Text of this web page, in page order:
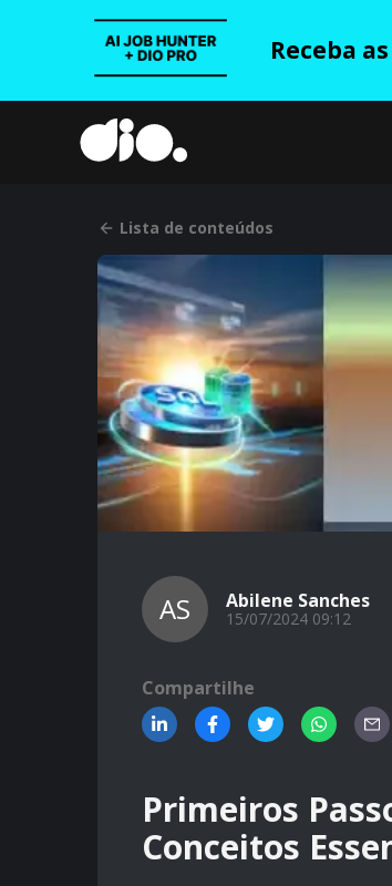
Receba
Lista de conteúdos
AS Abilene Sanches
15/07/2024 09:12
Compartilhe
Primeiros
Conceitos